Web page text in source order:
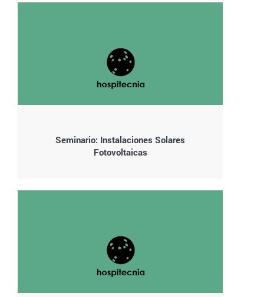
Seminario: Instalaciones Solares
Fotovoltaicas